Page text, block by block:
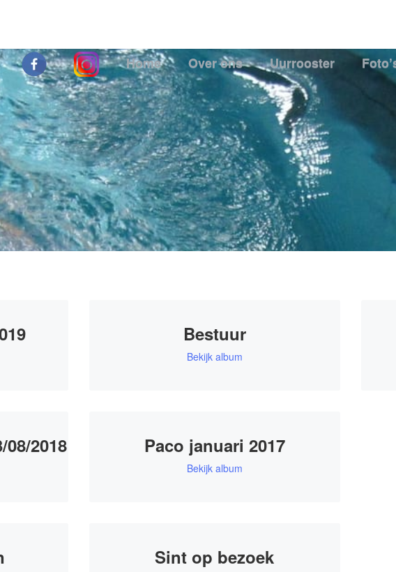
Home Over ons Uurrooster
Bestuur
Bekijk album
2018 Paco januari 2017
Bekijk album
Sint op bezoek